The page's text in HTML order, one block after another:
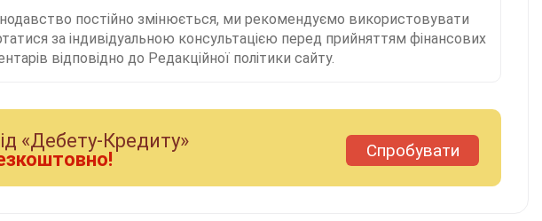
постійно змінюється, ми рекомендуємо використовувати
за індивідуальною консультацією перед прийняттям фінансових
відповідно до Редакційної політики сайту.
«Дебету-Кредиту»
Спробувати